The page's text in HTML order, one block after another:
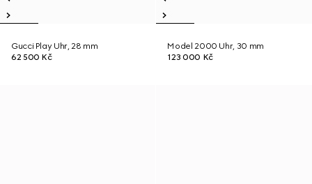
Gucci Play Uhr, 28 mm
62 500 Kč
Model 2000 Uhr, 30 mm
123 000 Kč